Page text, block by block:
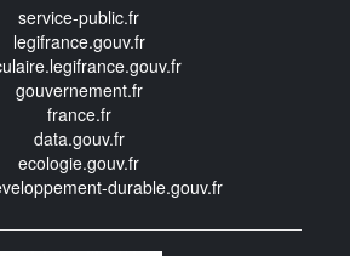
service-public.fr
legifrance.gouv.fr
gouvernement.fr
france.fr
data.gouv.fr
ecologie.gouv.fr
durable.gouv.fr